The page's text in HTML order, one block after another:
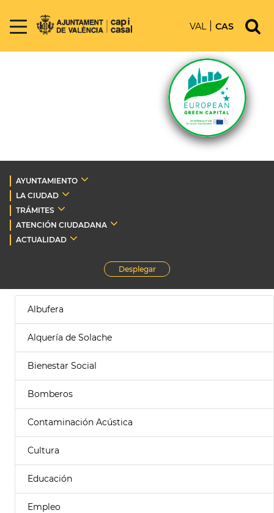
VAL CAS
AYUNTAMIENTO
LA CIUDAD
TRÁMITES
ATENCIÓN CIUDADANA
ACTUALIDAD
Desplegar
Albufera
Alquería de Solache
Bienestar Social
Bomberos
Contaminación Acústica
Cultura
Educación
Empleo